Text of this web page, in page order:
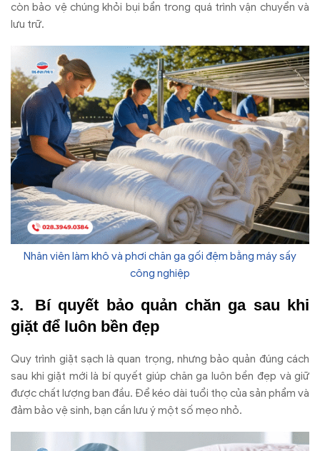
còn bảo vệ chúng khỏi bụi bẩn trong quá trình vận chuyển và
lưu trữ.
Nhân viên làm khô và phơi chăn ga gối đệm bằng máy sấy
công nghiệp
Bí quyết bảo quản chăn ga sau khi
giặt để luôn bền đẹp
Quy trình giặt sạch là quan trọng, nhưng bảo quản đúng cách
sau khi giặt mới là bí quyết giúp chăn ga luôn bền đẹp và giữ
được chất lượng ban đầu. Để kéo dài tuổi thọ của sản phẩm và
đảm bảo vệ sinh, bạn cần lưu ý một số mẹo nhỏ.